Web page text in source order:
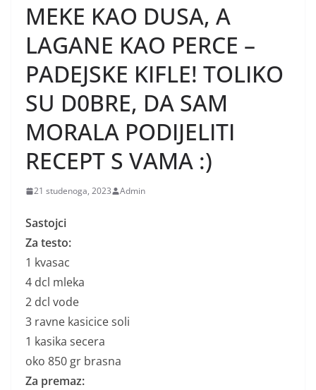
MEKE KAO DUSA, A
LAGANE KAO PERCE –
PADEJSKE KIFLE! TOLIKO
SU D0BRE, DA SAM
MORALA PODIJELITI
RECEPT S VAMA :)
21 studenoga, 2023 Admin
Sastojci
Za testo:
1 kvasac
4 dcl mleka
2 dcl vode
3 ravne kasicice soli
1 kasika secera
oko 850 gr brasna
Za premaz: